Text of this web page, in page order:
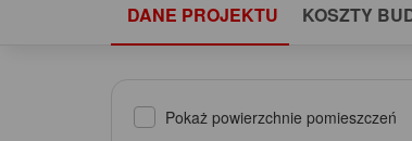
DANE PROJEKTU KOSZTY
Pokaż powierzchnie pomieszczeń